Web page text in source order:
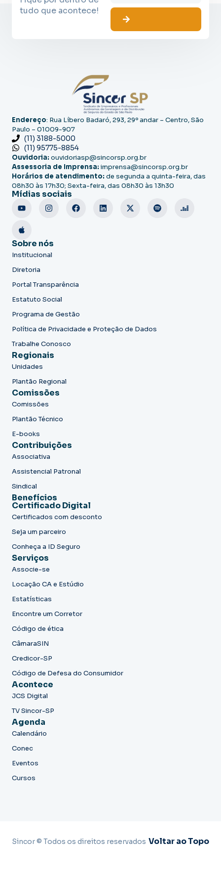
tudo que acontece!
Endereço: Rua Líbero Badaró, 293, 29º andar – Centro, São
Paulo – 01009-907
(11) 3188-5000
(11) 95775-8854
Ouvidoria: ouvidoriasp@sincorsp.org.br
Assessoria de Imprensa: imprensa@sincorsp.org.br
Horários de atendimento: de segunda a quinta-feira, das
08h30 às 17h30; Sexta-feira, das 08h30 às 13h30
Mídias sociais
Sobre nós
Institucional
Diretoria
Portal Transparência
Estatuto Social
Programa de Gestão
Política de Privacidade e Proteção de Dados
Trabalhe Conosco
Regionais
Unidades
Plantão Regional
Comissões
Comissões
Plantão Técnico
E-books
Contribuições
Associativa
Assistencial Patronal
Sindical
Benefícios
Certificado Digital
Certificados com desconto
Seja um parceiro
Conheça a ID Seguro
Serviços
Associe-se
Locação CA e Estúdio
Estatísticas
Encontre um Corretor
Código de ética
CâmaraSIN
Credicor-SP
Código de Defesa do Consumidor
Acontece
JCS Digital
TV Sincor-SP
Agenda
Calendário
Conec
Eventos
Cursos
Sincor © Todos os direitos reservados Voltar ao Topo